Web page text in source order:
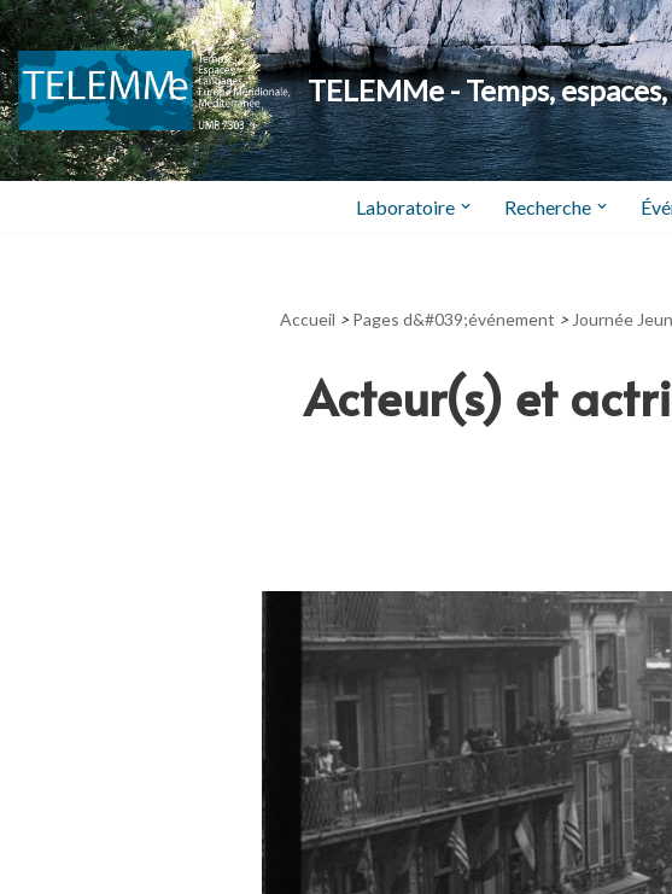
Aller
au
contenu
TELEMMe - Temps,
Laboratoire Recherche
Accueil > Pages d&#039;événement > Journée
Acteur(s) et